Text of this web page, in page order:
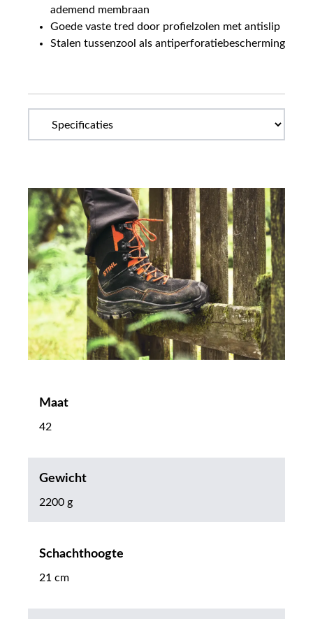
ademend membraan
Goede vaste tred door profielzolen met antislip
Stalen tussenzool als antiperforatiebescherming
Maat
42
Gewicht
2200 g
Schachthoogte
21 cm